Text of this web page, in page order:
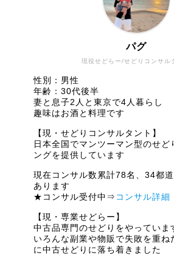
現役せどらー/せどりコンサル
パグ
性別：男性
年齢：30代後半
妻と息子2人と東京で4人暮らし
趣味はお酒と料理です
【現・せどりコンサルタント】
日本全国でマンツーマン型のせど
ングを提供しています
現在コンサル数累計78名、34都
あります
★コンサル受付中⇒ コンサル詳細
【現・専業せどらー】
中古品専門のせどりをやっていま
いろんな副業や物販で失敗を重ね
に中古せどりに落ち着きました